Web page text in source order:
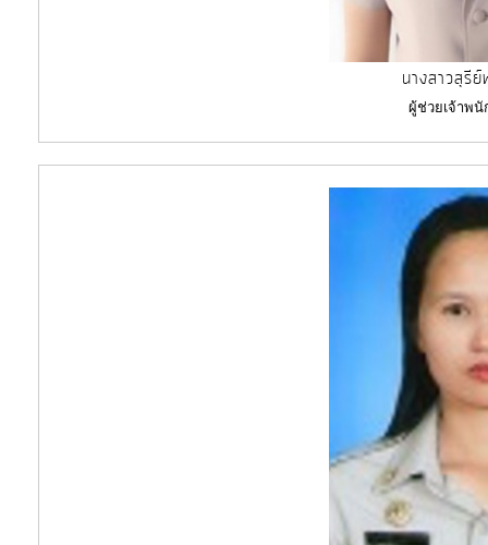
นางสาวสุรี
ผู้ช่วยเจ้าพนั